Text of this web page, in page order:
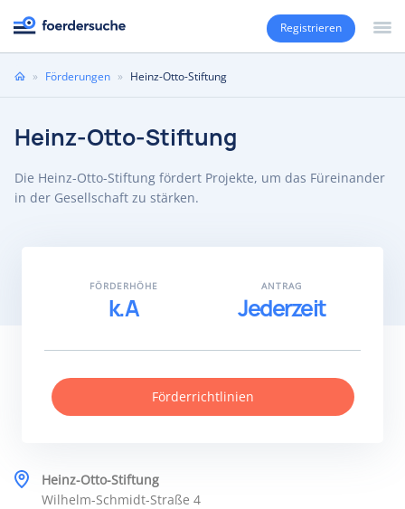
Registrieren
Sie» Förderungen » Heinz-Otto-Stiftung
Heinz-Otto-Stiftung
Die Heinz-Otto-Stiftung fördert Projekte, um das Füreinander
in der Gesellschaft zu stärken.
Heinz-Otto-Stiftung
Wilhelm-Schmidt-Straße 4
FÖRDERHÖHE
k.A
ANTRAG
Jederzeit
Förderrichtlinien